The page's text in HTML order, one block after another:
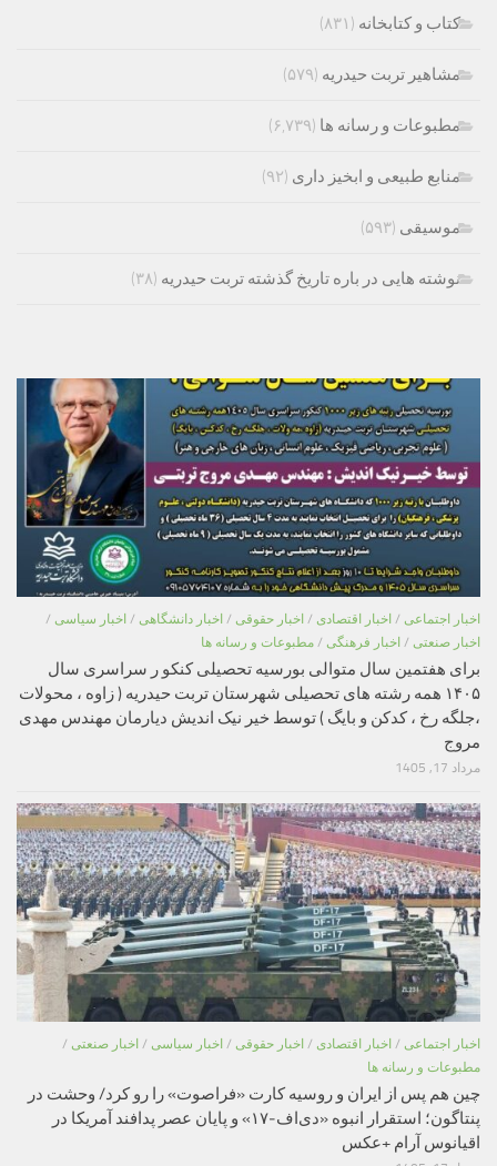
کتاب و کتابخانه (۸۳۱)
مشاهیر تربت حیدریه (۵۷۹)
مطبوعات و رسانه ها (۶,۷۳۹)
منابع طبیعی و ابخیز داری (۹۲)
موسیقی (۵۹۳)
نوشته هایی در باره تاریخ گذشته تربت حیدریه (۳۸)
اخبار اجتماعی / اخبار اقتصادی / اخبار حقوقی / اخبار دانشگاهی / اخبار سیاسی /
اخبار صنعتی / اخبار فرهنگی / مطبوعات و رسانه ها
برای هفتمین سال متوالی بورسیه تحصیلی کنکو ر سراسری سال
۱۴۰۵ همه رشته های تحصیلی شهرستان تربت حیدریه ( زاوه ، محولات
،جلگه رخ ، کدکن و بایگ ) توسط خیر نیک اندیش دیارمان مهندس مهدی
مروج
مرداد 17, 1405
اخبار اجتماعی / اخبار اقتصادی / اخبار حقوقی / اخبار سیاسی / اخبار صنعتی /
مطبوعات و رسانه ها
چین هم پس از ایران و روسیه کارت «فراصوت» را رو کرد/ وحشت در
پنتاگون؛ استقرار انبوه «دی‌اف‑۱۷» و پایان عصر پدافند آمریکا در
اقیانوس آرام +عکس